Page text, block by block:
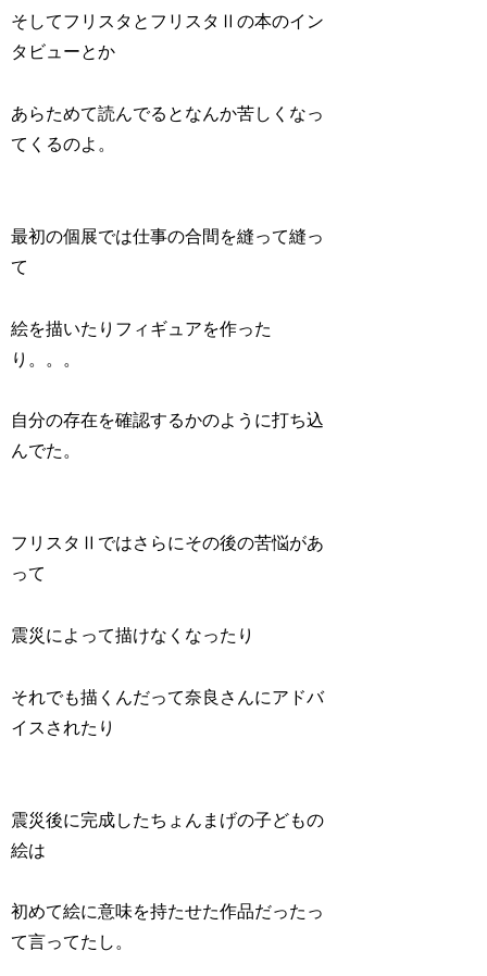
そしてフリスタとフリスタⅡの本のイン
タビューとか
あらためて読んでるとなんか苦しくなっ
てくるのよ。
最初の個展では仕事の合間を縫って縫っ
て
絵を描いたりフィギュアを作った
り。。。
自分の存在を確認するかのように打ち込
んでた。
フリスタⅡではさらにその後の苦悩があ
って
震災によって描けなくなったり
それでも描くんだって奈良さんにアドバ
イスされたり
震災後に完成したちょんまげの子どもの
絵は
初めて絵に意味を持たせた作品だったっ
て言ってたし。